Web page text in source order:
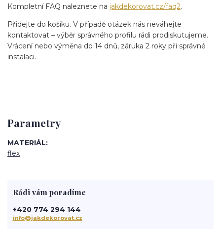
Kompletní FAQ naleznete na jakdekorovat.cz/faq2.
Přidejte do košíku. V případě otázek nás neváhejte
kontaktovat – výběr správného profilu rádi prodiskutujeme.
Vrácení nebo výměna do 14 dnů, záruka 2 roky při správné
instalaci.
Parametry
MATERIÁL
flex
Rádi vám poradíme
+420 774 294 144
info@jakdekorovat.cz